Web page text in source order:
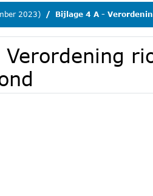
2023) Bijlage 4 A -